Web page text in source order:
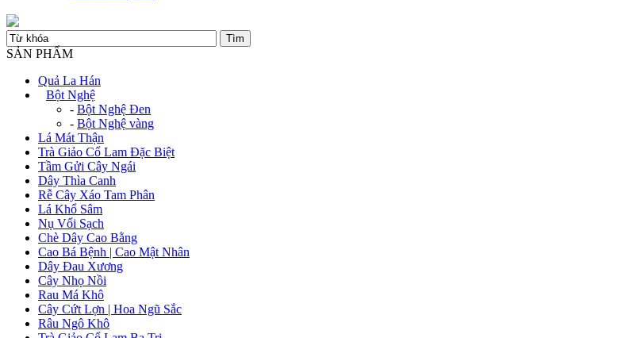
SẢN PHẨM
Quả La Hán
Bột Nghệ
- Bột Nghệ Đen
- Bột Nghệ vàng
Lá Mát Thận
Trà Giảo Cổ Lam Đặc Biệt
Tầm Gửi Cây Ngái
Dây Thìa Canh
Rễ Cây Xáo Tam Phân
Lá Khổ Sâm
Nụ Vối Sạch
Chè Dây Cao Bằng
Cao Bá Bệnh | Cao Mật Nhân
Dây Đau Xương
Cây Nhọ Nồi
Rau Má Khô
Cây Cứt Lợn | Hoa Ngũ Sắc
Râu Ngô Khô